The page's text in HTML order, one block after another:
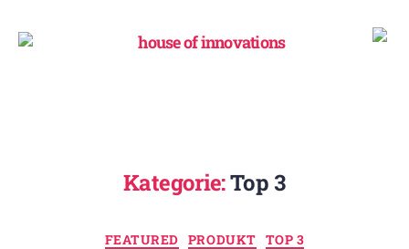
Kategorie:Top 3
Kategorien
FEATURED PRODUKT TOP 3